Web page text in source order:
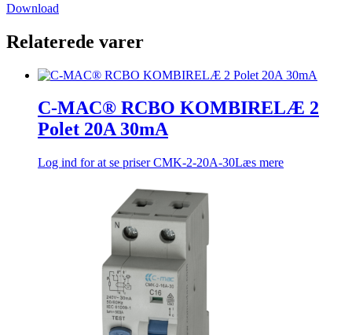
Download
Relaterede varer
C-MAC® RCBO KOMBIRELÆ 2
Polet 20A 30mA
Log ind for at se priserCMK-2-20A-30Læs mere